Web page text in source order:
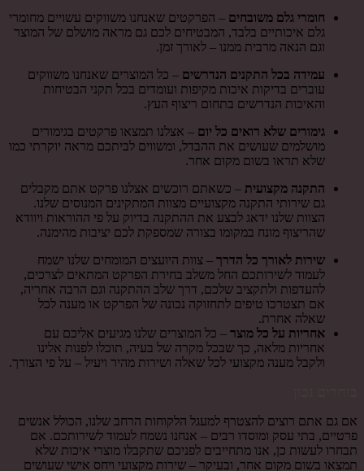
חומרי גלם משובחים – הפרקטים שאנחנו משווקים עשויים מחומרי
גלם איכותיים בלבד, המבטיחים לכם גם מראה מושלם של המוצר
וגם הנאה מרבית ממנו – לאורך זמן.
עמידה בכל התקנים הנדרשים – כל המוצרים שאנחנו משווקים
עוברים בדיקות איכות מקיפות ועומדים בכל תקני הבטיחות
והאיכות הנדרשים בתחום ריצוף העץ.
גימורים שלא רואים כל יום – אצלנו תמצאו פרקטים בגימורים
מושלמים שעושים את ההבדל, ומשווים לביתכם מראה יוקרתי כמו
שלא תראו בשום מקום אחר.
התקנה מקצועית – כשאתם רוכשים אצלנו פרקט אתם מקבלים
גם שירותי התקנה מקצועיים מצוות המתקינים המנוסים שלנו.
הצוות שלנו ידאג לבצע את ההתקנה בדיוק על פי ההוראות ויוודא
שהריצוף מונח במקומו בצורה שמספקת לכם יציבות מהימנה.
שירות לאורך כל הדרך – צוות היועצים המומחים שלנו ישמח
לעמוד לשירותכם החל משלב בחירת הפרקט המתאים לצרכים,
להעדפות ולתקציב שלכם, דרך שלב ההתקנה וגם הרבה אחריה,
אם תצטרכו טיפים לתחזוקה נכונה של הפרקט או מענה לכל
שאלה אחרת.
אחריות על כל מוצר – כל המוצרים שלנו מגיעים אליכם עם
אחריות מלאה, כך שבכל מקרה של בעיה, תוכלו לפנות אלינו
ולקבל מענה מקצועי לכל שאלה ושירות מהיר ויעיל – על פי הצורך.
אם גם אתם רוצים להצטרף למעגל הלקוחות הרחב שלנו, הכולל אנשים
פרטיים, בתי עסק ומוסדו רבים – אנחנו נשמח לעמוד לשירותכם. אם
תבחרו לעשות כן, אנו מתחייבים לפניכם שתקבלו מוצרי איכות שלא
תמצאו בשום מקום אחר, ובעיקר – שירות מקצועי ויחס אישי שעושים